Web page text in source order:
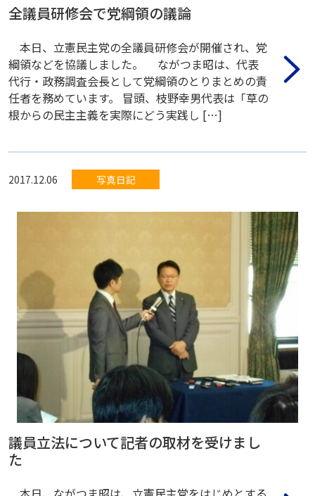
全議員研修会で党綱領の議論
本日、立憲民主党の全議員研修会が開催され、党
綱領などを協議しました。 ながつま昭は、代表
代行・政務調査会長として党綱領のとりまとめの責
任者を務めています。 冒頭、枝野幸男代表は「草の
根からの民主主義を実際にどう実践し […]
2017.12.06 写真日記
議員立法について記者の取材を受けまし
た